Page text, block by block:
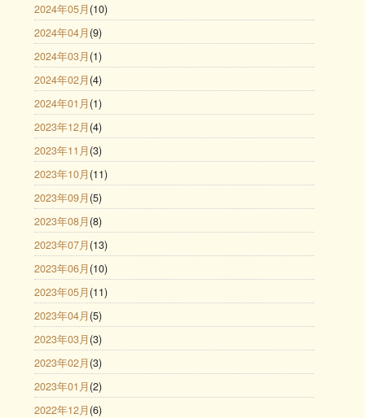
2024年05月 (10)
2024年04月 (9)
2024年03月 (1)
2024年02月 (4)
2024年01月 (1)
2023年12月 (4)
2023年11月 (3)
2023年10月 (11)
2023年09月 (5)
2023年08月 (8)
2023年07月 (13)
2023年06月 (10)
2023年05月 (11)
2023年04月 (5)
2023年03月 (3)
2023年02月 (3)
2023年01月 (2)
2022年12月 (6)